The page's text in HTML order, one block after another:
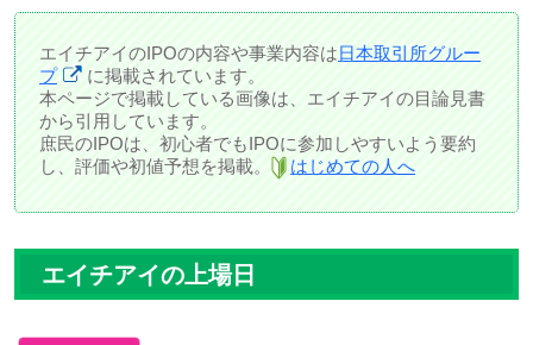
エイチアイのIPOの内容や事業内容は日本取引所グルー
プ
に掲載されています。
本ページで掲載している画像は、エイチアイの目論見書
から引用しています。
庶民のIPOは、初心者でもIPOに参加しやすいよう要約
し、評価や初値予想を掲載。
はじめての人へ
エイチアイの上場日